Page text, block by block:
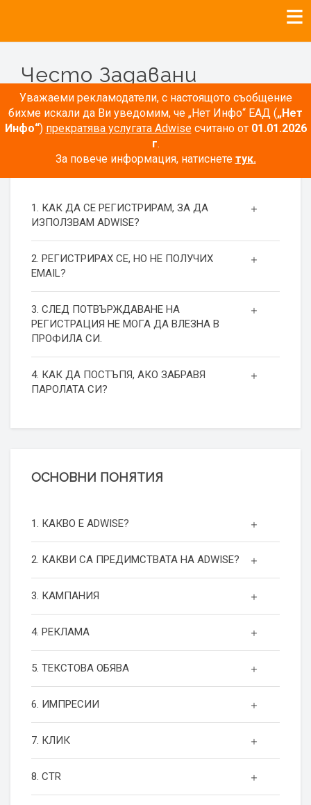
Уважаеми рекламодатели, с настоящото съобщение
бихме искали да Ви уведомим, че „Нет Инфо“ ЕАД („Нет
Инфо“) прекратява услугата Adwiseсчитано от 01.01.2026
г.
За повече информация, натиснете тук.
Често Задавани
Въпроси
РЕГИСТРАЦИЯ
1. КАК ДА СЕ РЕГИСТРИРАМ, ЗА ДА
ИЗПОЛЗВАМ ADWISE?
2. РЕГИСТРИРАХ СЕ, НО НЕ ПОЛУЧИХ
EMAIL?
3. СЛЕД ПОТВЪРЖДАВАНЕ НА
РЕГИСТРАЦИЯ НЕ МОГА ДА ВЛЕЗНА В
ПРОФИЛА СИ.
4. КАК ДА ПОСТЪПЯ, АКО ЗАБРАВЯ
ПАРОЛАТА СИ?
ОСНОВНИ ПОНЯТИЯ
1. КАКВО Е ADWISE?
2. КАКВИ СА ПРЕДИМСТВАТА НА ADWISE?
3. КАМПАНИЯ
4. РЕКЛАМА
5. ТЕКСТОВА ОБЯВА
6. ИМПРЕСИИ
7. КЛИК
8. CTR